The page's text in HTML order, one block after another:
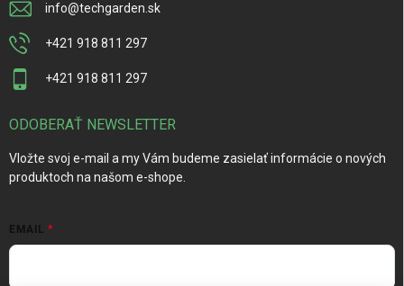
info@techgarden.sk
+421 918 811 297
+421 918 811 297
ODOBERAŤ NEWSLETTER
Vložte svoj e-mail a my Vám budeme zasielať informácie o nových
produktoch na našom e-shope.
EMAIL